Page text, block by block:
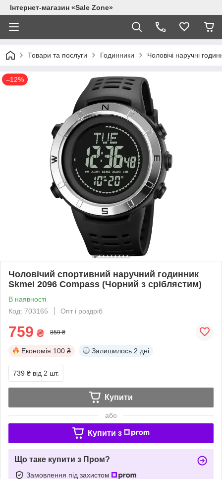
Інтернет-магазин «Sale Zone»
Товари та послуги Годинники Чоловічі наручні
–12%
Чоловічий спортивний наручний годинник
Skmei 2096 Compass (Чорний з сріблястим)
В наявності
Код: 703165
Опт і роздріб
759 ₴ 859 ₴
Економія 100 ₴ Залишилось 2 дні
739 ₴ від 2 шт.
Купити
або
Купити з
Що таке купити з Пром?
Замовлення під захистом